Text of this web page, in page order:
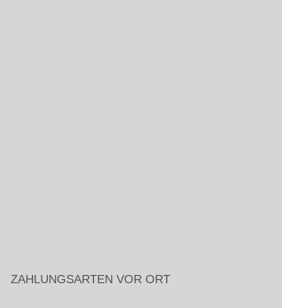
ZAHLUNGSARTEN VOR ORT